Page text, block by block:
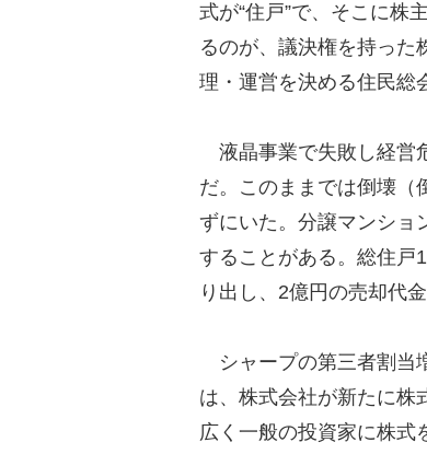
式が“住戸”で、そこに株
るのが、議決権を持った
理・運営を決める住民総
液晶事業で失敗し経営
だ。このままでは倒壊（
ずにいた。分譲マンショ
することがある。総住戸
り出し、2億円の売却代
シャープの第三者割当
は、株式会社が新たに株
広く一般の投資家に株式